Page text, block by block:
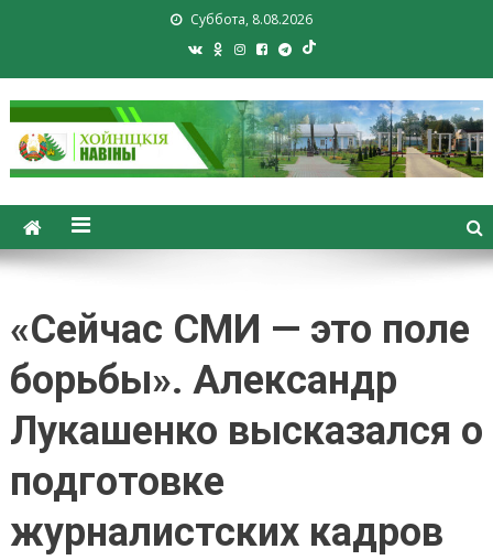
Суббота, 8.08.2026
Хойники. Хойнiцкiя навiны.
Новости Хойник. Районная
«Сейчас СМИ — это поле
борьбы». Александр
Лукашенко высказался о
подготовке
журналистских кадров